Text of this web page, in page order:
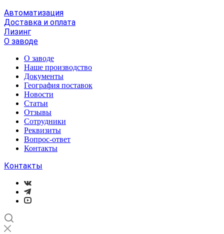
Автоматизация
Доставка и оплата
Лизинг
О заводе
О заводе
Наше производство
Документы
География поставок
Новости
Статьи
Отзывы
Сотрудники
Реквизиты
Вопрос-ответ
Контакты
Контакты